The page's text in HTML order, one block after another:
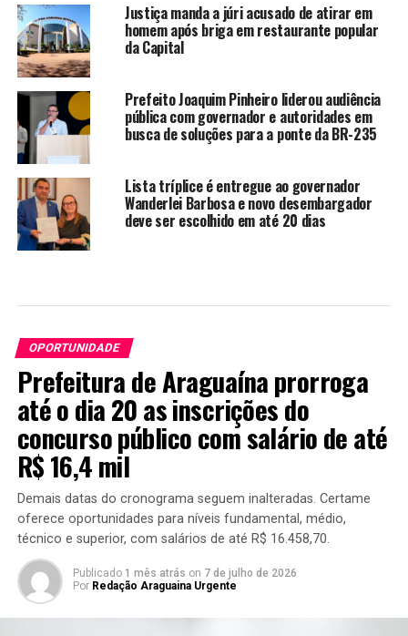
Justiça manda a júri acusado de atirar em
homem após briga em restaurante popular
da Capital
Prefeito Joaquim Pinheiro liderou audiência
pública com governador e autoridades em
busca de soluções para a ponte da BR-235
Lista tríplice é entregue ao governador
Wanderlei Barbosa e novo desembargador
deve ser escolhido em até 20 dias
OPORTUNIDADE
Prefeitura de Araguaína prorroga
até o dia 20 as inscrições do
concurso público com salário de até
R$ 16,4 mil
Demais datas do cronograma seguem inalteradas. Certame
oferece oportunidades para níveis fundamental, médio,
técnico e superior, com salários de até R$ 16.458,70.
Publicado 1 mês atrás on 7 de julho de 2026
Por Redação Araguaina Urgente